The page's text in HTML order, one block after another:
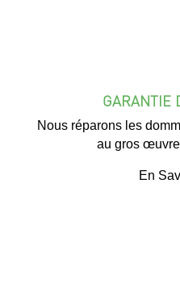
GARANTIE
Nous réparons les
au gros
En